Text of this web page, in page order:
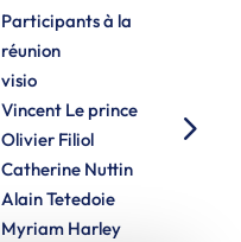
Participants à la
réunion
visio
Vincent Le prince
Olivier Filiol
Catherine Nuttin
Alain Tetedoie
Myriam Harley